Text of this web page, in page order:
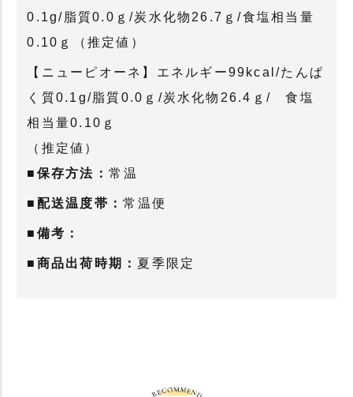
0.1g/脂質0.0ｇ/炭水化物26.7ｇ/食塩相当量
0.10ｇ（推定値）
【ニューピオーネ】エネルギー99kcal/たんぱ
く質0.1g/脂質0.0ｇ/炭水化物26.4ｇ/ 食塩
相当量0.10ｇ
（推定値）
■保存方法： 常温
■配送温度帯：常温便
■備考：
■商品出荷時期： 夏季限定